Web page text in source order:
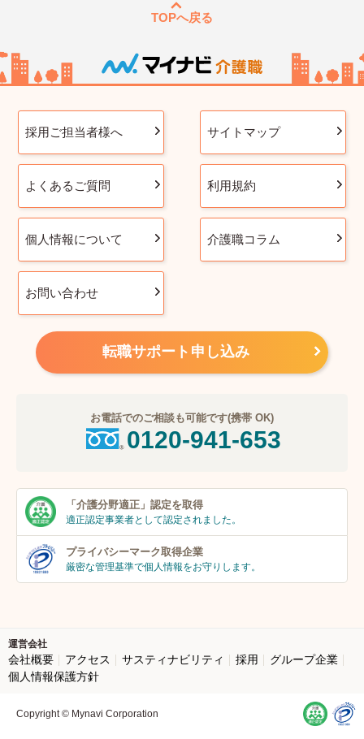
TOPへ戻る
採用ご担当者様へ サイトマップ
よくあるご質問 利用規約
個人情報について 介護職コラム
お問い合わせ
転職サポート申し込み
お電話でのご相談も可能です(携帯 OK)
0120-941-653
「介護分野適正」 認定を取得
適正認定事業者として認定されました。
プライバシーマーク取得企業
厳密な管理基準で個人情報をお守りします。
運営会社
会社概要 アクセス サスティナビリティ 採用
グループ企業
個人情報保護方針
Copyright © Mynavi Corporation